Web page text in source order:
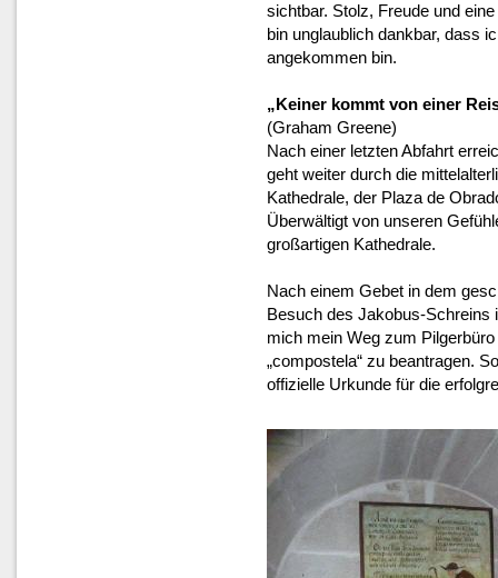
sichtbar. Stolz, Freude und
bin unglaublich dankbar, dass
angekommen bin.
„Keiner kommt von einer
(Graham Greene)
Nach einer letzten Abfahrt
geht weiter durch die
Kathedrale, der Plaza de
Überwältigt von unseren
großartigen Kathedrale.
Nach einem Gebet in dem
Besuch des Jakobus-Schreins
mich mein Weg zum
„compostela“ zu beantragen.
offizielle Urkunde für die